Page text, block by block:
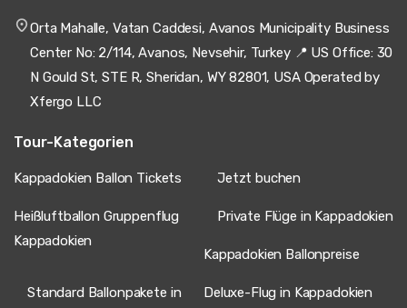
Orta Mahalle, Vatan Caddesi, Avanos Municipality Business
Center No: 2/114, Avanos, Nevsehir, Turkey 📍 US Office: 30
N Gould St, STE R, Sheridan, WY 82801, USA Operated by
Xfergo LLC
Tour-Kategorien
Kappadokien Ballon Tickets Jetzt buchen
Heißluftballon Gruppenflug
Kappadokien
Private Flüge in Kappadokien
Kappadokien Ballonpreise
Standard Ballonpakete in
Deluxe-Flug in Kappadokien